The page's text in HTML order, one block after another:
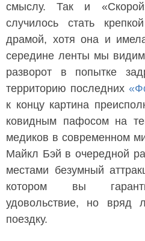
смыслу. Так и
случилось стать
драмой, хотя она и
середине ленты мы видим
разворот в попытке
территорию последних
к концу картина
ковидным пафосом на
медиков в современном
Майкл Бэй в очередной
местами безумный
котором вы
удовольствие, но вряд
поездку.